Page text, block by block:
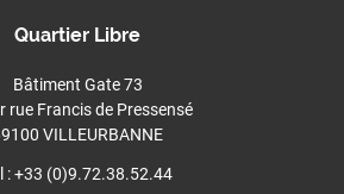
Quartier Libre
Bâtiment Gate 73
rue Francis de Pressensé
VILLEURBANNE
: +33 (0)9.72.38.52.44